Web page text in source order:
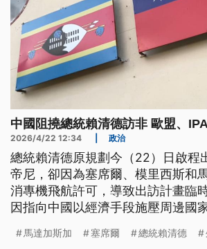
中國阻撓總統賴清德訪非 歐盟、
2026/4/22 12:34 政治
總統賴清德原規劃今（22）日啟程
帝尼，卻因為塞席爾、模里西斯和
消專機飛航許可，導致出訪計畫臨
因指向中國以經濟手段施壓周邊國
程受阻，與史王都感到遺憾，也重
馬達加斯加 塞席爾 總統賴清德